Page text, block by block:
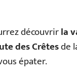
découvrirla
des Crêtesde
épater.